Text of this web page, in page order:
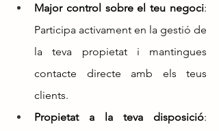
Major control sobre el teu negoci:
Participa activament en la gestió de
la teva propietat i mantingues
contacte directe amb els teus
clients.
Propietat a la teva disposició: